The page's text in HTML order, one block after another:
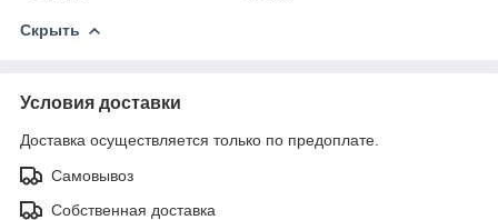
Скрыть
Условия доставки
Доставка осуществляется только по предоплате.
Самовывоз
Собственная доставка